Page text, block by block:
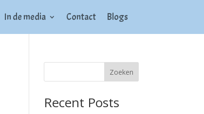
In de media Contact Blogs
Zoeken
Recent Posts